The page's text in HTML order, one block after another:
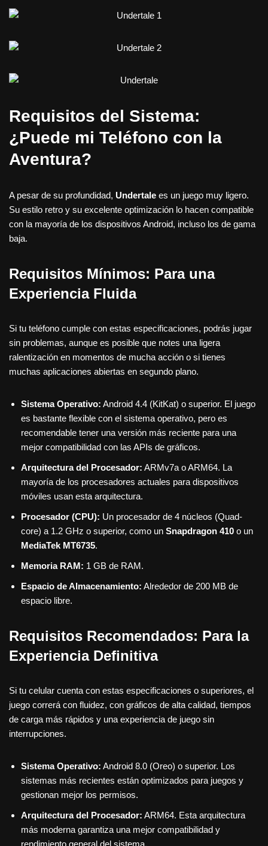
Requisitos del Sistema:
¿Puede mi Teléfono con la
Aventura?
A pesar de su profundidad, Undertale es un juego muy ligero.
Su estilo retro y su excelente optimización lo hacen compatible
con la mayoría de los dispositivos Android, incluso los de gama
baja.
Requisitos Mínimos: Para una
Experiencia Fluida
Si tu teléfono cumple con estas especificaciones, podrás jugar
sin problemas, aunque es posible que notes una ligera
ralentización en momentos de mucha acción o si tienes
muchas aplicaciones abiertas en segundo plano.
Sistema Operativo: Android 4.4 (KitKat) o superior. El juego
es bastante flexible con el sistema operativo, pero es
recomendable tener una versión más reciente para una
mejor compatibilidad con las APIs de gráficos.
Arquitectura del Procesador: ARMv7a o ARM64. La
mayoría de los procesadores actuales para dispositivos
móviles usan esta arquitectura.
Procesador (CPU): Un procesador de 4 núcleos (Quad-
core) a 1.2 GHz o superior, como un Snapdragon 410 o un
MediaTek MT6735.
Memoria RAM: 1 GB de RAM.
Espacio de Almacenamiento: Alrededor de 200 MB de
espacio libre.
Requisitos Recomendados: Para la
Experiencia Definitiva
Si tu celular cuenta con estas especificaciones o superiores, el
juego correrá con fluidez, con gráficos de alta calidad, tiempos
de carga más rápidos y una experiencia de juego sin
interrupciones.
Sistema Operativo: Android 8.0 (Oreo) o superior. Los
sistemas más recientes están optimizados para juegos y
gestionan mejor los permisos.
Arquitectura del Procesador: ARM64. Esta arquitectura
más moderna garantiza una mejor compatibilidad y
rendimiento general del sistema.